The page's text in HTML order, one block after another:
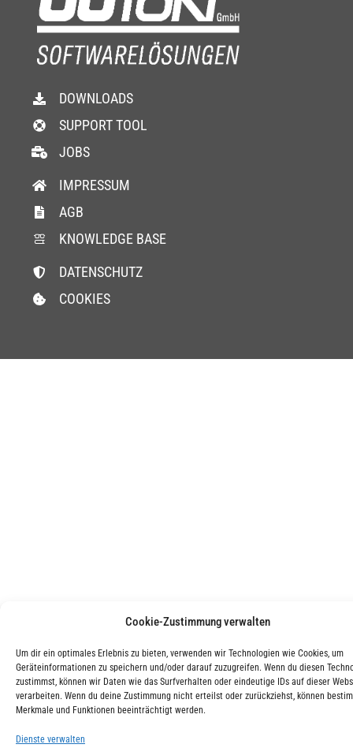
Cookie-Zustimmung verwalten
Um dir ein optimales Erlebnis zu bieten, verwenden wir Technologien wie Cookies, um
Geräteinformationen zu speichern und/oder darauf zuzugreifen. Wenn du diesen
zustimmst, können wir Daten wie das Surfverhalten oder eindeutige IDs auf dieser
verarbeiten. Wenn du deine Zustimmung nicht erteilst oder zurückziehst, können
Merkmale und Funktionen beeinträchtigt werden.
Dienste verwalten
DOWNLOADS
SUPPORT TOOL
JOBS
IMPRESSUM
AGB
KNOWLEDGE BASE
DATENSCHUTZ
COOKIES